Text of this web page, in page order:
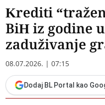
Krediti
BiH iz godine
zaduživanje
08.07.2026. | 07:15
Dodaj BL Portal kao